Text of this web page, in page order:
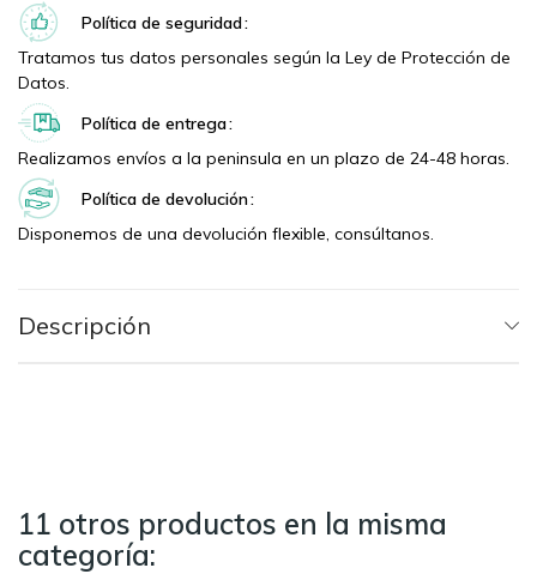
Política de seguridad
Tratamos tus datos personales según la Ley de Protección de
Datos.
Política de entrega
Realizamos envíos a la peninsula en un plazo de 24-48 horas.
Política de devolución
Disponemos de una devolución flexible, consúltanos.
Descripción
11 otros productos en la misma
categoría: